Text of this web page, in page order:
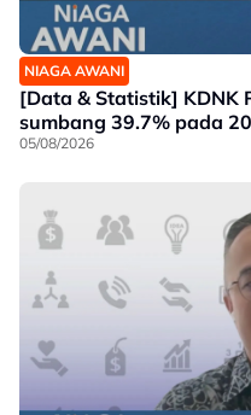
NIAGA AWANI
[Data & Statistik] KDNK
sumbang 39.7% pada
05/08/2026